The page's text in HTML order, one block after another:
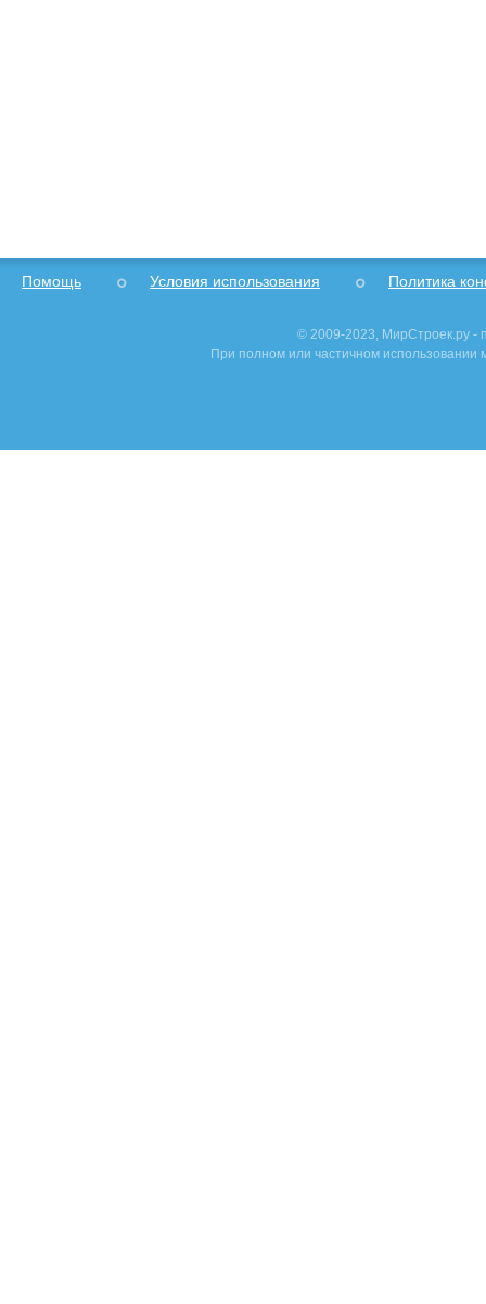
Помощь Условия использования Политика
© 2009-2023, МирСтроек.ру -
При полном или частичном использовании